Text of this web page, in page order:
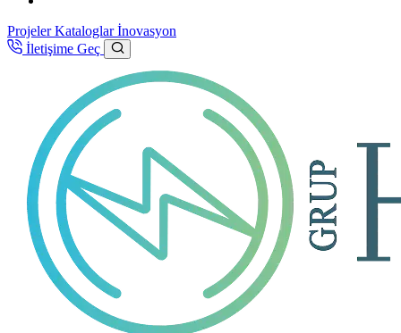
Projeler Kataloglar İnovasyon
İletişime Geç